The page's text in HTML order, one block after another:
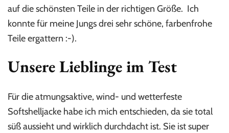
auf die schönsten Teile in der richtigen Größe. Ich
konnte für meine Jungs drei sehr schöne, farbenfrohe
Teile ergattern :-).
Unsere Lieblinge im Test
Für die atmungsaktive, wind- und wetterfeste
Softshelljacke habe ich mich entschieden, da sie total
süß aussieht und wirklich durchdacht ist. Sie ist super